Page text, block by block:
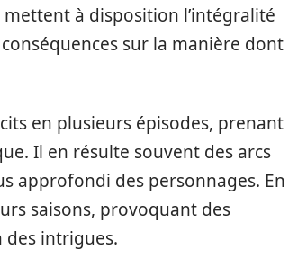
à disposition l’intégralité
sur la manière dont
en plusieurs épisodes, prenant
Il en résulte souvent des arcs
approfondi des personnages. En
saisons, provoquant des
des intrigues.